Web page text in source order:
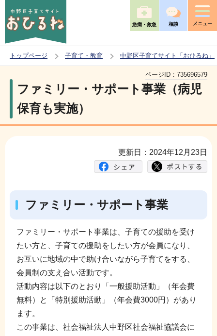
の
ー
す
急病・救急 相談 メニュー
トップページ 子育て・教育 中野区子育てサイト「おひるね」
か
ファミリー・サポート事業（病児
保育も実施）
ページID： 735696579
更新日：2024年12月23日
ファミリー・サポート事業
ファミリー・サポート事業は、子育ての援助を受け
たい方と、子育ての援助をしたい方が会員になり、
お互いに地域の中で助け合いながら子育てをする、
会員制の支え合い活動です。
活動内容は以下のとおり「一般援助活動」（年会費
無料）と「特別援助活動」（年会費3000円）があり
ます。
この事業は、社会福祉法人中野区社会福祉協議会に